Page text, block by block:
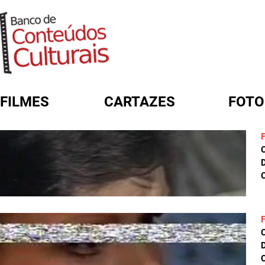
FILMES CARTAZES
FORMULÁRIO DE BUSCA